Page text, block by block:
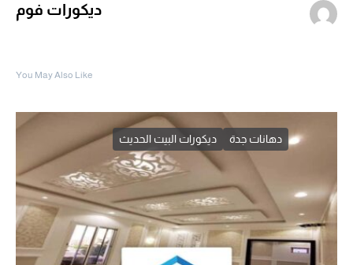
ديكورات فوم
You May Also Like
دهانات جدة ديكورات البيت الحديث